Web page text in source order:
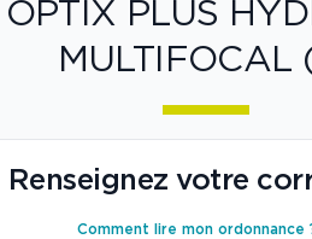
PLUS
MULTIFOCAL
Renseignez votre
Comment lire mon ordonnance